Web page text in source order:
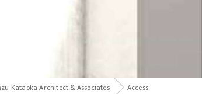
Kataoka Architect & Associates Access